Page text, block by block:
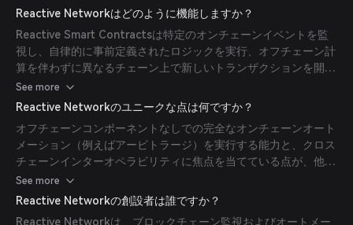
ーションを可能にします。
Reactive Networkはどのように機能しますか？
Reactive Smart Contractsは特定のオンチェーンイベントを監
視し、自律的に事前定義されたロジックを実行、オフチェーン計
算を伴わずに異なるチェーン上で新しいトランザクションを開始
することで、遅延を減らし効率を向上させます。
See more
Reactive Networkのユニークな点は何ですか？
オフチェーンコンポーネントなしでの完全なオンチェーンオート
メーション（例えばアービトラージ）を実行する能力と、クロス
チェーンインターオペラビリティに焦点を当てている点が、他の
ブロックチェーンソリューションと一線を画します。
See more
Reactive Networkの創設者は誰ですか？
Reactive Networkは、ブロックチェーン監視およびオートメー